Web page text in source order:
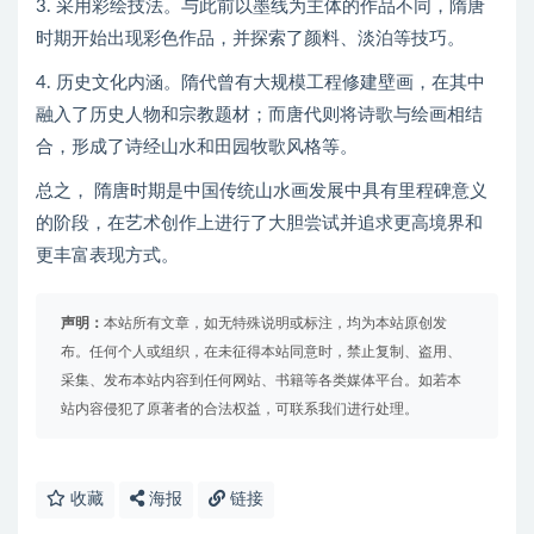
3. 采用彩绘技法。与此前以墨线为主体的作品不同，隋唐
时期开始出现彩色作品，并探索了颜料、淡泊等技巧。
4. 历史文化内涵。隋代曾有大规模工程修建壁画，在其中
融入了历史人物和宗教题材；而唐代则将诗歌与绘画相结
合，形成了诗经山水和田园牧歌风格等。
总之， 隋唐时期是中国传统山水画发展中具有里程碑意义
的阶段，在艺术创作上进行了大胆尝试并追求更高境界和
更丰富表现方式。
声明： 本站所有文章，如无特殊说明或标注，均为本站原创发
布。任何个人或组织，在未征得本站同意时，禁止复制、盗用、
采集、发布本站内容到任何网站、书籍等各类媒体平台。如若本
站内容侵犯了原著者的合法权益，可联系我们进行处理。
收藏 海报 链接